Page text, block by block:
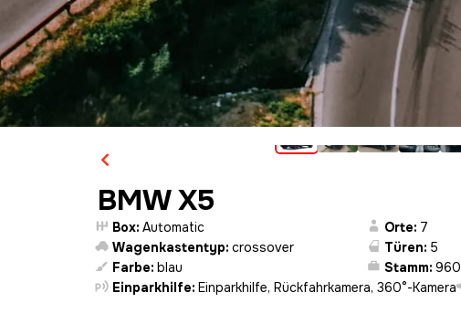
BMW X5
Box: Automatic
Wagenkastentyp: crossover
Farbe: blau
Orte: 7
Türen: 5
Stamm: 960
Einparkhilfe: Einparkhilfe, Rückfahrkamera, 360°-Kamera